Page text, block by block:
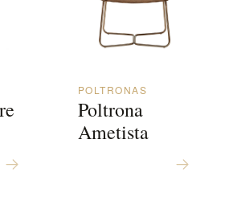
POLTRONAS
Poltrona
Ametista